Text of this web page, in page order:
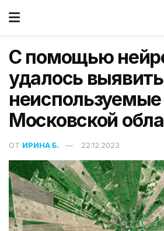
С помощью
удалось выявить
Московской
ОТ ИРИНА Б. 22.12.2023